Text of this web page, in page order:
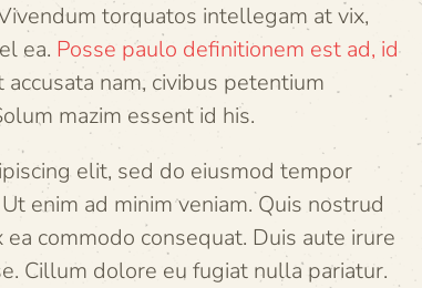
torquatos intellegam at vix,
ea. Posse paulo definitionem est ad, id
nam, civibus petentium
mazim essent id his.
elit, sed do eiusmod tempor
enim ad minim veniam. Quis nostrud
commodo consequat. Duis aute irure
Cillum dolore eu fugiat nulla pariatur.